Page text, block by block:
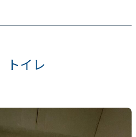
トイレ